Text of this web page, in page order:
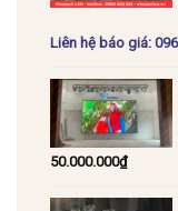
Liên hệ báo giá:
50.000.000₫